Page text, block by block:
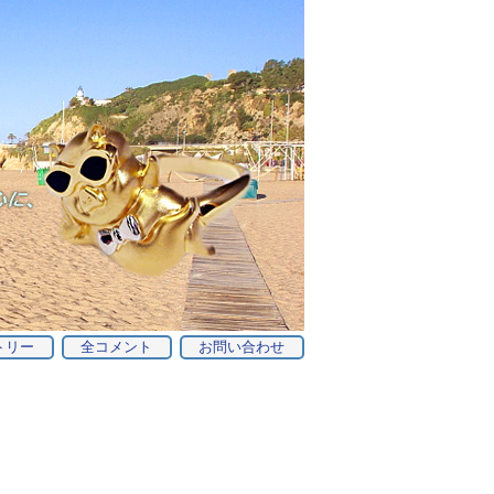
お問い合わせ
全コメント
リー